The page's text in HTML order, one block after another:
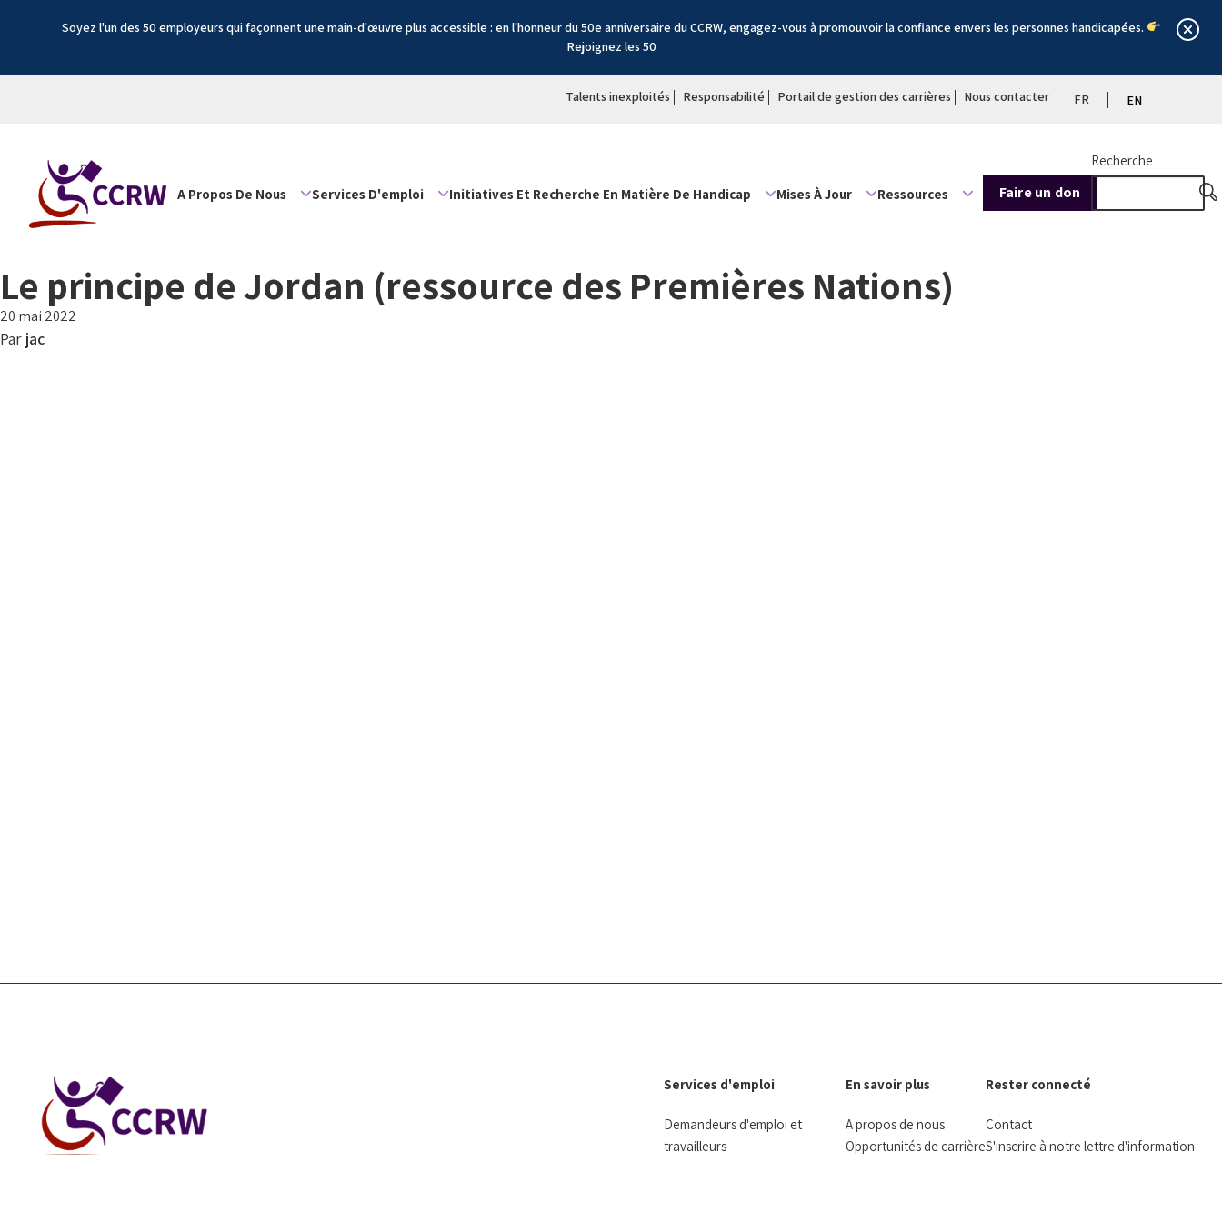
Soyez l'un des 50 employeurs qui façonnent une main-d'œuvre plus accessible : en l'honneur du 50e anniversaire du CCRW, engagez-vous à promouvoir la confiance envers les personnes handicapées.
Rejoignez les 50
Talents inexploités Responsabilité Portail de gestion des carrières Nous contacter FR EN
A Propos De Nous Services D'emploi Initiatives Et Recherche En Matière De Handicap Mises À Jour Ressources Faire un don
Recherche
Le principe de Jordan (ressource des Premières Nations)
20 mai 2022
Par jac
Services d'emploi
Demandeurs d'emploi et
travailleurs
En savoir plus
A propos de nous
Opportunités de carrière
Rester connecté
Contact
S'inscrire à notre lettre d'information